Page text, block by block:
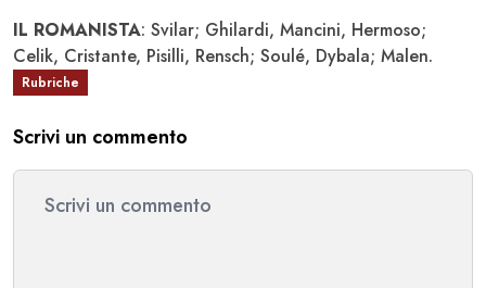
IL ROMANISTA: Svilar; Ghilardi, Mancini, Hermoso;
Celik, Cristante, Pisilli, Rensch; Soulé, Dybala; Malen.
Rubriche
Scrivi un commento